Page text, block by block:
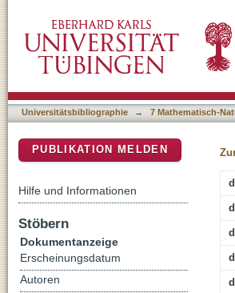
Universitätsbibliographie → 7 Mathematisch-
PUBLIKATION MELDEN
Hilfe und Informationen
Stöbern
Dokumentanzeige
Erscheinungsdatum
Autoren